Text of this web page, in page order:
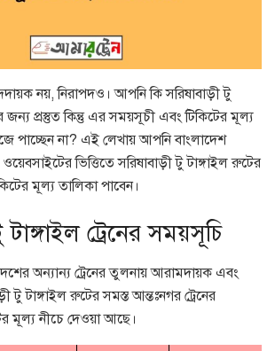
নয়, নিরাপদও। আপনি কি সরিষাবাড়ী টু
জন্য প্রস্তুত কিন্তু এর সময়সূচী এবং টিকিটের মূল্য
পাচ্ছেন না? এই লেখায় আপনি বাংলাদেশ
ভিত্তিতে সরিষাবাড়ী টু টাঙ্গাইল রুটের
মূল্য তালিকা পাবেন।
টাঙ্গাইল ট্রেনের সময়সূচি
অন্যান্য ট্রেনের তুলনায় আরামদায়ক এবং
টু টাঙ্গাইল রুটের সমস্ত আন্তঃনগর ট্রেনের
মূল্য নীচে দেওয়া আছে।